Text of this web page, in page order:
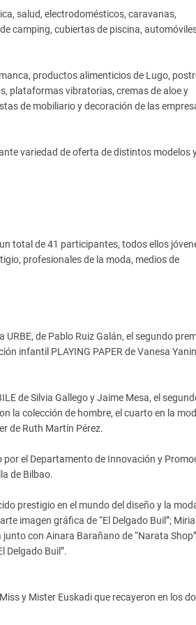
salud, electrodomésticos, caravanas,
camping, cubiertas de piscina,
productos alimenticios de Lugo,
plataformas vibratorias, cremas de aloe y
de mobiliario y decoración de las
variedad de oferta de distintos modelos
total de 41 participantes, todos ellos
profesionales de la moda, medios de
de Pablo Ruiz Galán, el segundo
infantil PLAYING PAPER de Vanesa
de Silvia Gallego y Jaime Mesa, el
la colección de hombre, el cuarto en la
de Ruth Martín Pérez.
el Departamento de Innovación y
de Bilbao.
prestigio en el mundo del diseño y la
imagen gráfica de “El Delgado Buil”;
con Ainara Barañano de “Narata
Delgado Buil”.
y Mister Euskadi que recayeron en los